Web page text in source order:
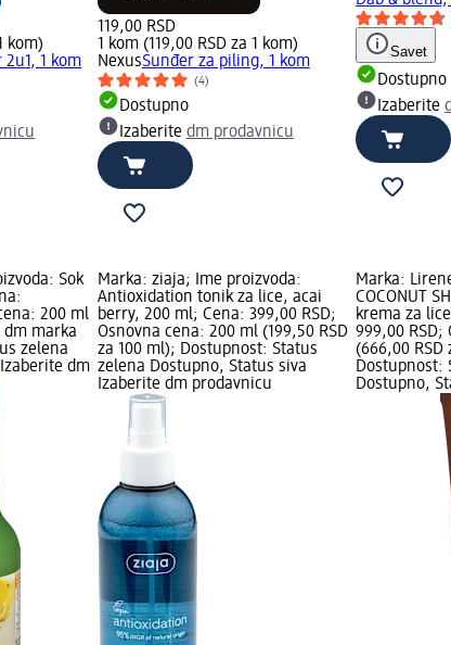
kom)
1 kom
119,00 RSD
1 kom (119,00 RSD za 1 kom)
NexusSunđer za piling, 1 kom
(4)
Dostupno
Izaberite dm prodavnicu
Savet
Dostupno
Izaberite
Sok
200 ml
dm marka
zelena
dm
Marka: ziaja; Ime proizvoda:
Antioxidation tonik za lice, acai
berry, 200 ml; Cena: 399,00 RSD;
Osnovna cena: 200 ml (199,50 RSD
za 100 ml); Dostupnost: Status
zelena Dostupno, Status siva
Izaberite dm prodavnicu
Marka:
COCONUT
krema za
999,00 RSD;
(666,00 RSD
Dostupnost:
Dostupno,